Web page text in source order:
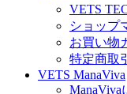
VETS
ショップ
お買い物
特定商取
VETS ManaViva
ManaViva